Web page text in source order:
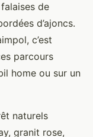
de
d’ajoncs.
c’est
parcours
home ou sur un
naturels
granit rose,